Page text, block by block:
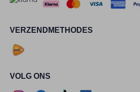
VERZENDMETHODES
VOLG ONS